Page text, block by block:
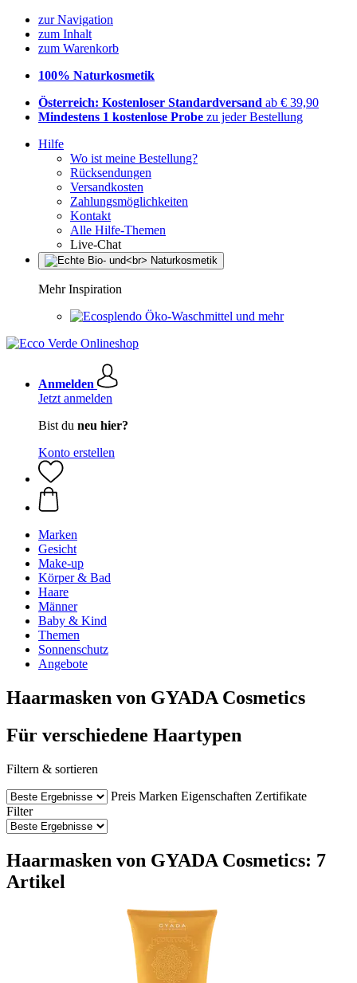
zur Navigation
zum Inhalt
zum Warenkorb
100% Naturkosmetik
Österreich: Kostenloser Standardversand ab € 39,90
Mindestens 1 kostenlose Probe zu jeder Bestellung
Hilfe
Wo ist meine Bestellung?
Rücksendungen
Versandkosten
Zahlungsmöglichkeiten
Kontakt
Alle Hilfe-Themen
Live-Chat
Mehr Inspiration
Öko-Waschmittel und mehr
Anmelden
Jetzt anmelden
Bist du neu hier?
Konto erstellen
Marken
Gesicht
Make-up
Körper & Bad
Haare
Männer
Baby & Kind
Themen
Sonnenschutz
Angebote
Haarmasken von GYADA Cosmetics
Für verschiedene Haartypen
Filtern & sortieren
Preis Marken Eigenschaften Zertifikate
Filter
Haarmasken von GYADA Cosmetics: 7
Artikel